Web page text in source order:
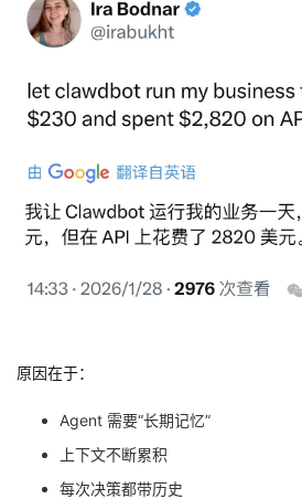
原因在于：
Agent 需要“长期记忆”
上下文不断累积
每次决策都带历史